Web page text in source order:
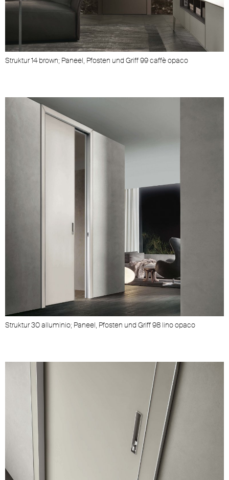
Struktur 14 brown; Paneel, Pfosten und Griff 99 caffè opaco
Struktur 30 alluminio; Paneel, Pfosten und Griff 98 lino opaco